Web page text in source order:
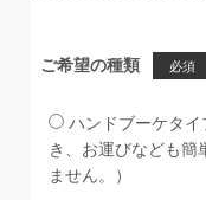
ご希望の種類 必須
ハンドブーケタ
き、お運びなども簡
ません。）